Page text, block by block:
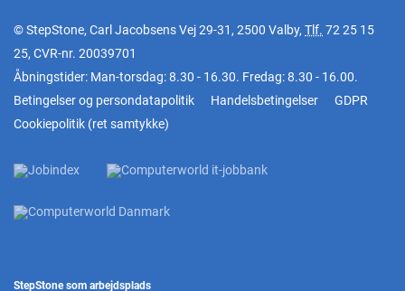
© StepStone, Carl Jacobsens Vej 29-31, 2500 Valby, Tlf. 72 25 15
25, CVR-nr. 20039701
Åbningstider: Man-torsdag: 8.30 - 16.30. Fredag: 8.30 - 16.00.
Betingelser og persondatapolitik
Handelsbetingelser
GDPR
Cookiepolitik (ret samtykke)
StepStone som arbejdsplads